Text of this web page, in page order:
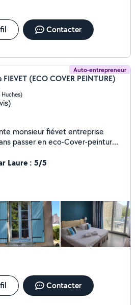
Contacter
Auto-entrepreneur
(ECO COVER PEINTURE)
fiévet entreprise
,
allez voir mon site
Laure : 5/5
Contacter